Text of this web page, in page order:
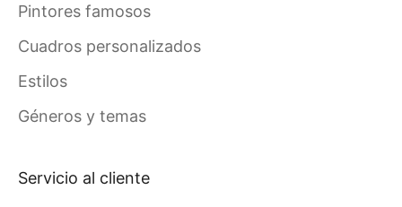
Pintores famosos
Cuadros personalizados
Estilos
Géneros y temas
Servicio al cliente